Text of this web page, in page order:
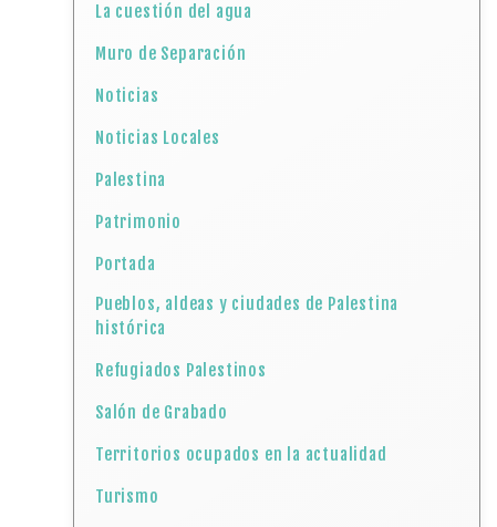
La cuestión del agua
Muro de Separación
Noticias
Noticias Locales
Palestina
Patrimonio
Portada
Pueblos, aldeas y ciudades de Palestina
histórica
Refugiados Palestinos
Salón de Grabado
Territorios ocupados en la actualidad
Turismo